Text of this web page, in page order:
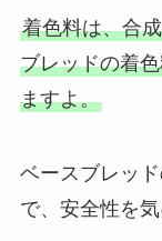
着色料は、合
ブレッドの着
ますよ。
ベースブレッ
で、安全性を